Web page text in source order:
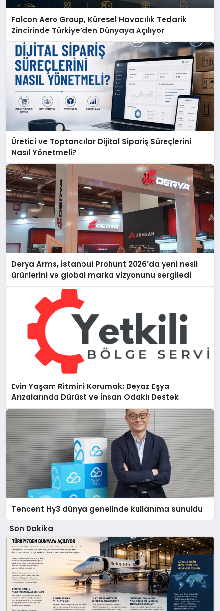
Falcon Aero Group, Küresel Havacılık Tedarik
Zincirinde Türkiye’den Dünyaya Açılıyor
Üretici ve Toptancılar Dijital Sipariş Süreçlerini
Nasıl Yönetmeli?
Derya Arms, İstanbul Prohunt 2026’da yeni nesil
ürünlerini ve global marka vizyonunu sergiledi
Evin Yaşam Ritmini Korumak: Beyaz Eşya
Arızalarında Dürüst ve İnsan Odaklı Destek
Tencent Hy3 dünya genelinde kullanıma sunuldu
Son Dakika